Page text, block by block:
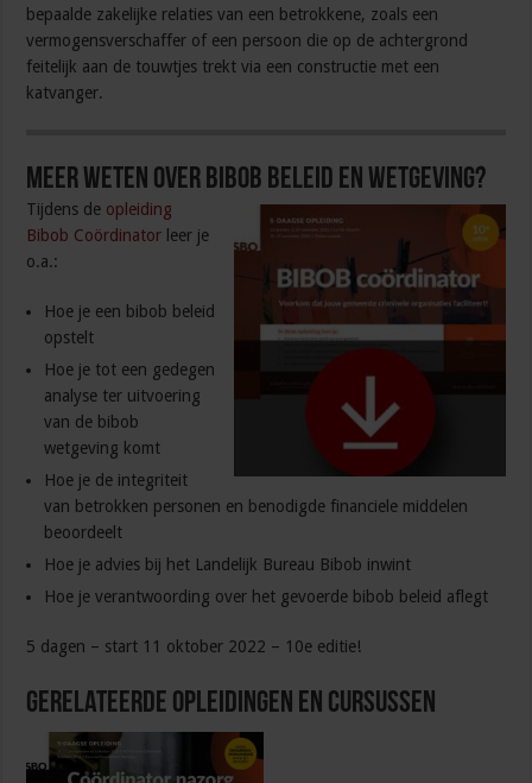
bepaalde zakelijke relaties van een betrokkene, zoals een
vermogensverschaffer of een persoon die op de achtergrond
feitelijk aan de touwtjes trekt via een constructie met een
katvanger.
Meer weten over Bibob beleid en wetgeving?
Tijdens de opleiding
Bibob Coördinator leer je
o.a.:
Hoe je een bibob beleid
opstelt
Hoe je tot een gedegen
analyse ter uitvoering
van de bibob
wetgeving komt
Hoe je de integriteit
van betrokken personen en benodigde financiele middelen
beoordeelt
Hoe je advies bij het Landelijk Bureau Bibob inwint
Hoe je verantwoording over het gevoerde bibob beleid aflegt
5 dagen – start 11 oktober 2022 – 10e editie!
Gerelateerde Opleidingen en Cursussen